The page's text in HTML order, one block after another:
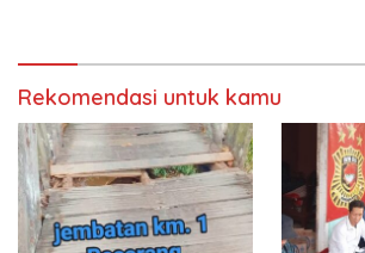
Rekomendasi untuk kamu